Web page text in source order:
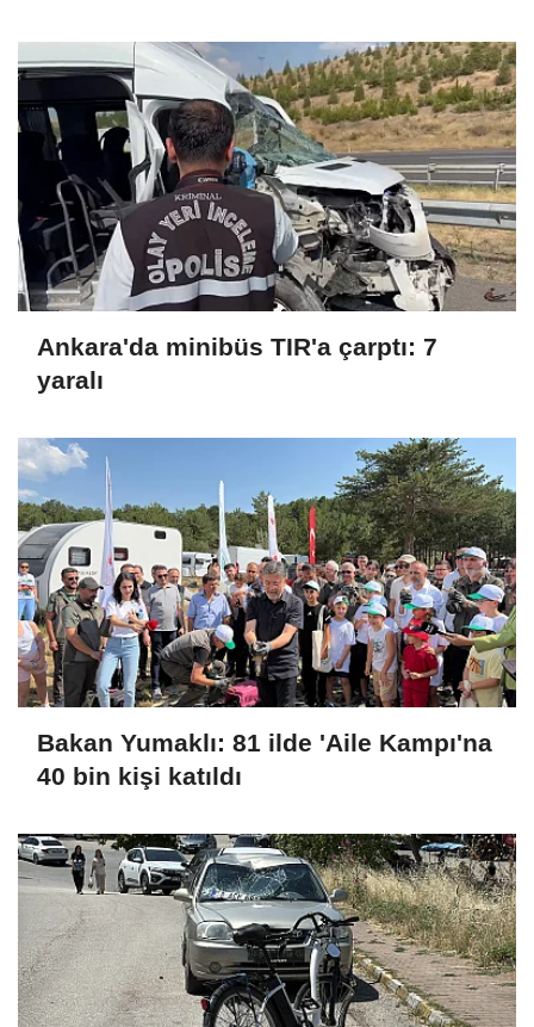
Ankara'da minibüs TIR'a çarptı: 7
yaralı
Bakan Yumaklı: 81 ilde 'Aile Kampı'na
40 bin kişi katıldı